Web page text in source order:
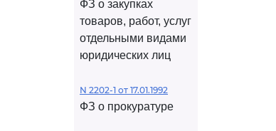
ФЗ о закупках
товаров, работ, услуг
отдельными видами
юридических лиц
N 2202-1 от 17.01.1992
ФЗ о прокуратуре